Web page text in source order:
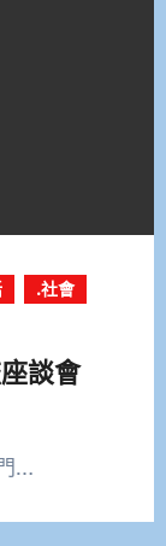
.社會
談會
…